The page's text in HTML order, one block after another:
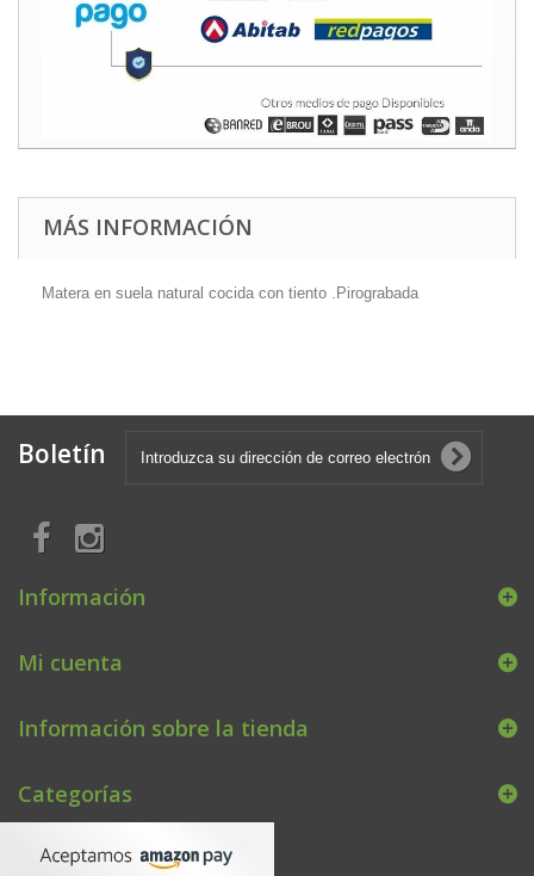
MÁS INFORMACIÓN
Matera en suela natural cocida con tiento .Pirograbada
Boletín
Información
Mi cuenta
Información sobre la tienda
Categorías